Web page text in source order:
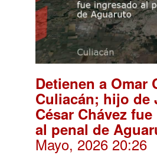
Detienen a Omar
Culiacán; hijo de
César Chávez
al penal de
Mayo, 2026 20:26